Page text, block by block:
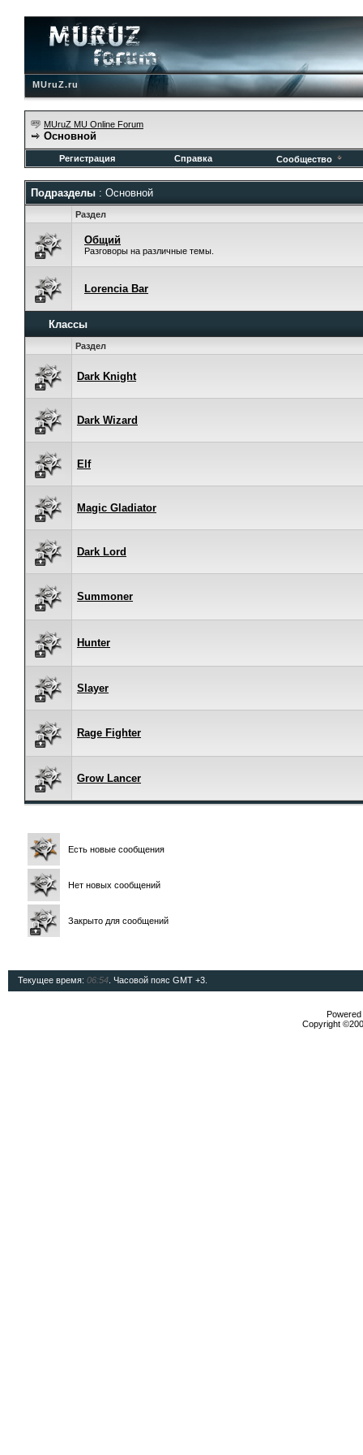
MUruZ.ru
MUruZ MU Online Forum
Основной
Регистрация Справка Сообщество
Подразделы : Основной
Раздел
Общий
Разговоры на различные темы.
Lorencia Bar
Классы
Раздел
Dark Knight
Dark Wizard
Elf
Magic Gladiator
Dark Lord
Summoner
Hunter
Slayer
Rage Fighter
Grow Lancer
Есть новые сообщения
Нет новых сообщений
Закрыто для сообщений
Текущее время: 06:54 . Часовой пояс GMT +3.
Copyright